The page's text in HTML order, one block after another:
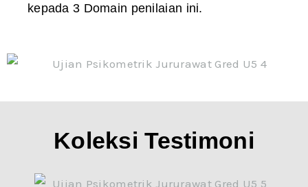
kepada 3 Domain penilaian ini.
Koleksi Testimoni